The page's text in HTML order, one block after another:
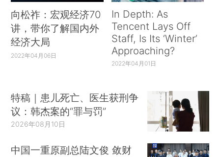
向松祚：宏观经济70
讲，带你了解国内外
经济大局
2022年04月06日
In Depth: As
Tencent Lays Off
Staff, Is Its ‘Winter’
Approaching?
2022年04月01日
特稿｜患儿死亡、医生获刑争
议：韩杰案的“罪与罚”
2026年08月10日
中国一重原副总陆文俊 敛财